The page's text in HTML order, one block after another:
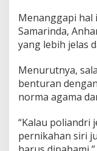
Menanggapi hal
Samarinda,
yang lebih jelas
Menurutnya,
benturan
norma agama
“Kalau poliandri
pernikahan siri